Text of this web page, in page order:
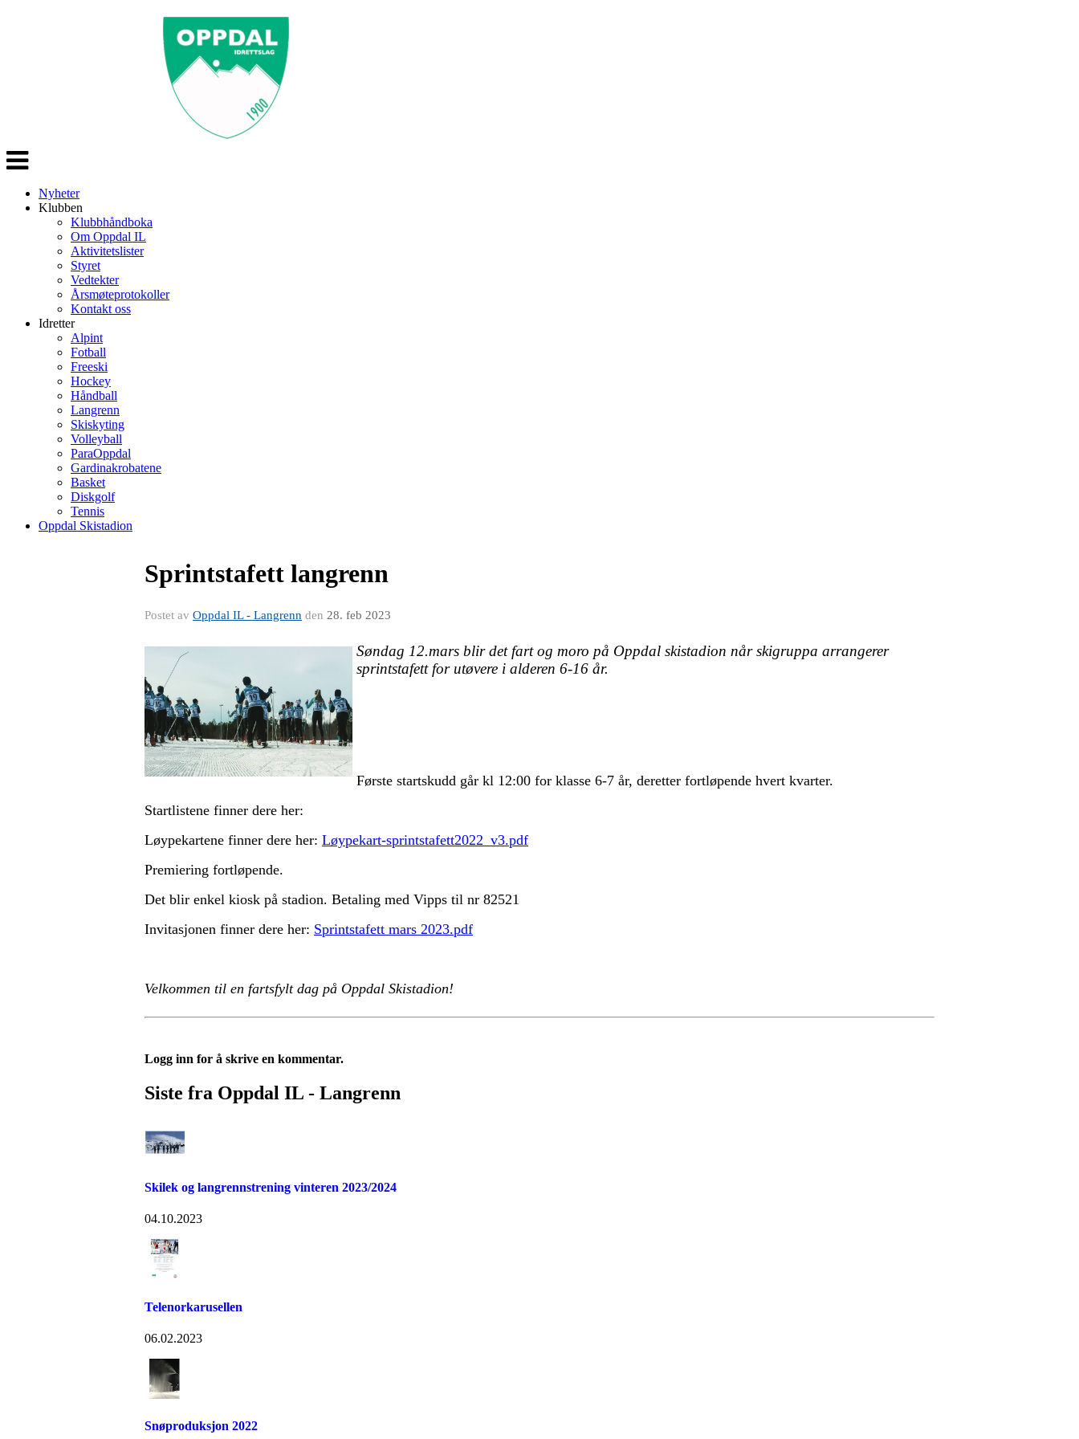
Veksle
navigasjon
Nyheter
Klubben
Klubbhåndboka
Om Oppdal IL
Aktivitetslister
Styret
Vedtekter
Årsmøteprotokoller
Kontakt oss
Idretter
Alpint
Fotball
Freeski
Hockey
Håndball
Langrenn
Skiskyting
Volleyball
ParaOppdal
Gardinakrobatene
Basket
Diskgolf
Tennis
Oppdal Skistadion
Sprintstafett langrenn
Postet av Oppdal IL - Langrenn den 28. feb 2023
Søndag 12.mars blir det fart og moro på Oppdal skistadion når skigruppa arrangerer
sprintstafett for utøvere i alderen 6-16 år.
Første startskudd går kl 12:00 for klasse 6-7 år, deretter fortløpende hvert kvarter.
Startlistene finner dere her:
Løypekartene finner dere her: Løypekart-sprintstafett2022_v3.pdf
Premiering fortløpende.
Det blir enkel kiosk på stadion. Betaling med Vipps til nr 82521
Invitasjonen finner dere her: Sprintstafett mars 2023.pdf
Velkommen til en fartsfylt dag på Oppdal Skistadion!
Logg inn for å skrive en kommentar.
Siste fra Oppdal IL - Langrenn
Skilek og langrennstrening vinteren 2023/2024
04.10.2023
Telenorkarusellen
06.02.2023
Snøproduksjon 2022